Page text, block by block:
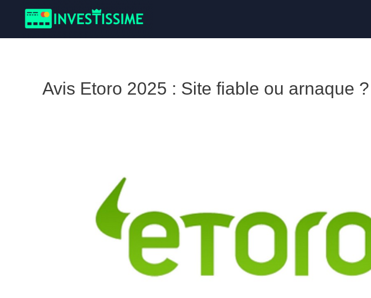
Avis Etoro 2025 : Site fiable ou arnaque ?